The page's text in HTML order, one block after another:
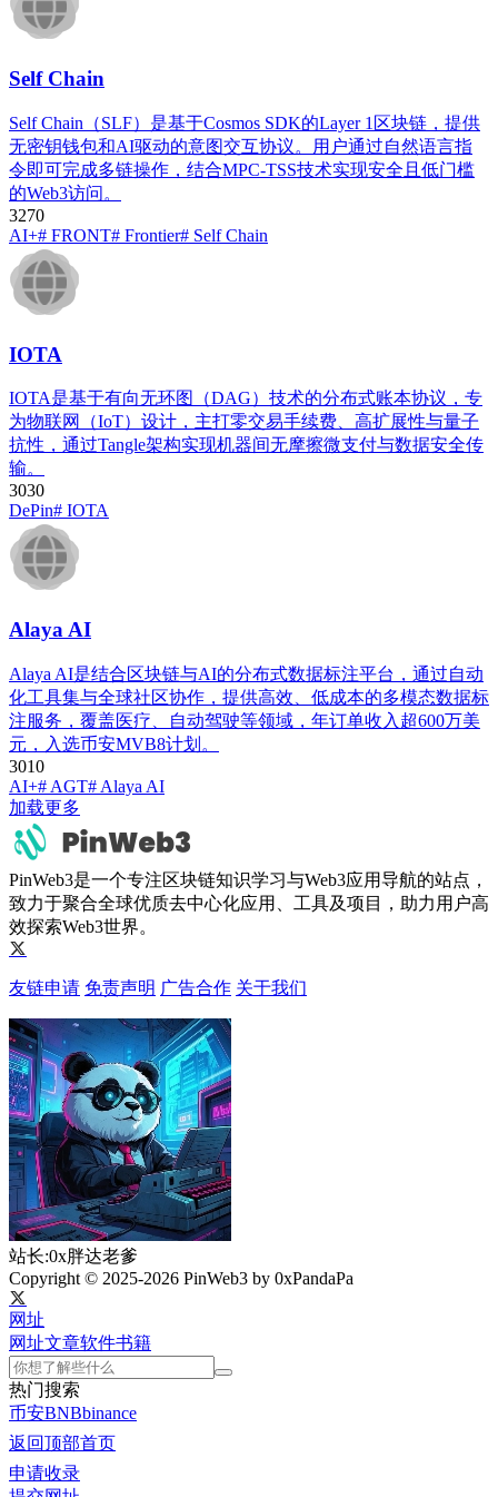
Self Chain
Self Chain（SLF）是基于Cosmos SDK的Layer 1区块链，提供
无密钥钱包和AI驱动的意图交互协议。用户通过自然语言指
令即可完成多链操作，结合MPC-TSS技术实现安全且低门槛
的Web3访问。
3270
AI+# FRONT# Frontier# Self Chain
IOTA
IOTA是基于有向无环图（DAG）技术的分布式账本协议，专
为物联网（IoT）设计，主打零交易手续费、高扩展性与量子
抗性，通过Tangle架构实现机器间无摩擦微支付与数据安全传
输。
3030
DePin# IOTA
Alaya AI
Alaya AI是结合区块链与AI的分布式数据标注平台，通过自动
化工具集与全球社区协作，提供高效、低成本的多模态数据标
注服务，覆盖医疗、自动驾驶等领域，年订单收入超600万美
元，入选币安MVB8计划。
3010
AI+# AGT# Alaya AI
加载更多
PinWeb3是一个专注区块链知识学习与Web3应用导航的站点，
致力于聚合全球优质去中心化应用、工具及项目，助力用户高
效探索Web3世界。
友链申请 免责声明 广告合作 关于我们
站长:0x胖达老爹
Copyright © 2025-2026 PinWeb3 by 0xPandaPa
网址
网址文章软件书籍
热门搜索
币安BNBbinance
返回顶部首页
申请收录